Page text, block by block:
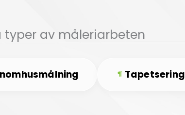
typer av måleriarbeten
Tapetsering